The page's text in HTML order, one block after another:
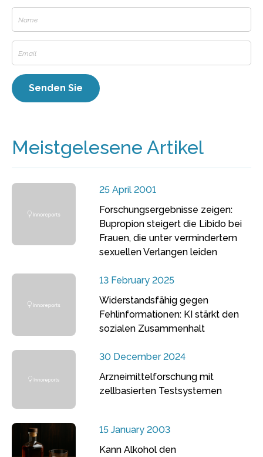
Meistgelesene Artikel
25 April 2001
Forschungsergebnisse zeigen:
Bupropion steigert die Libido bei
Frauen, die unter vermindertem
sexuellen Verlangen leiden
13 February 2025
Widerstandsfähig gegen
Fehlinformationen: KI stärkt den
sozialen Zusammenhalt
30 December 2024
Arzneimittelforschung mit
zellbasierten Testsystemen
15 January 2003
Kann Alkohol den